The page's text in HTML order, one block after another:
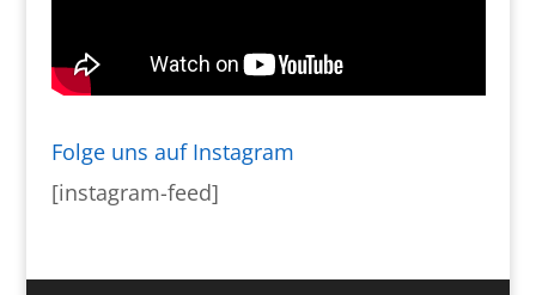
Folge uns auf Instagram
[instagram-feed]